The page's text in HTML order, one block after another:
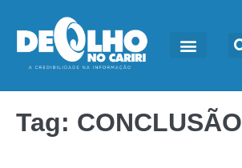
Tag: CONCLUSÃO